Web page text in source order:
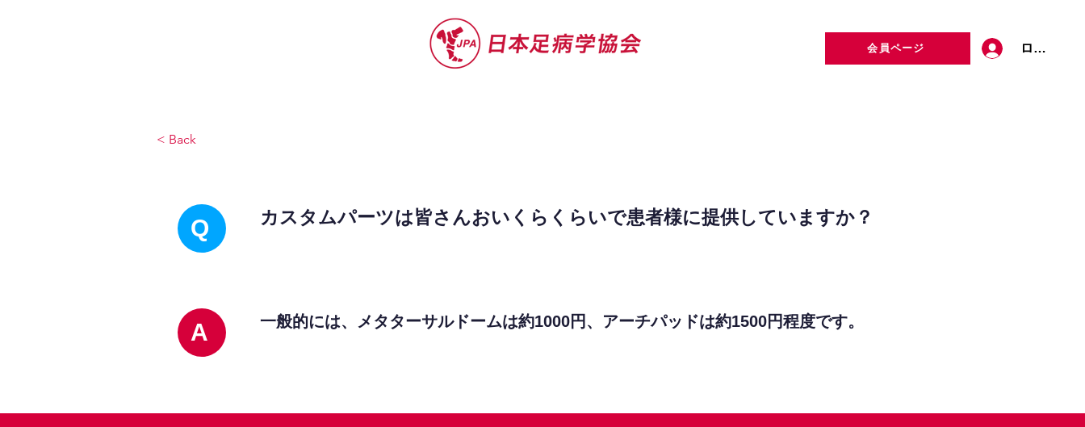
会員ページ ログイン
< Back
Q カスタムパーツは皆さんおいくらくらいで患者様に提供していますか？
A 一般的には、メタターサルドームは約1000円、アーチパッドは約1500円程度です。